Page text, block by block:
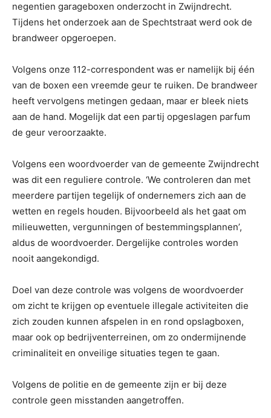
negentien garageboxen onderzocht in Zwijndrecht.
Tijdens het onderzoek aan de Spechtstraat werd ook de
brandweer opgeroepen.
Volgens onze 112-correspondent was er namelijk bij één
van de boxen een vreemde geur te ruiken. De brandweer
heeft vervolgens metingen gedaan, maar er bleek niets
aan de hand. Mogelijk dat een partij opgeslagen parfum
de geur veroorzaakte.
Volgens een woordvoerder van de gemeente Zwijndrecht
was dit een reguliere controle. ‘We controleren dan met
meerdere partijen tegelijk of ondernemers zich aan de
wetten en regels houden. Bijvoorbeeld als het gaat om
milieuwetten, vergunningen of bestemmingsplannen’,
aldus de woordvoerder. Dergelijke controles worden
nooit aangekondigd.
Doel van deze controle was volgens de woordvoerder
om zicht te krijgen op eventuele illegale activiteiten die
zich zouden kunnen afspelen in en rond opslagboxen,
maar ook op bedrijventerreinen, om zo ondermijnende
criminaliteit en onveilige situaties tegen te gaan.
Volgens de politie en de gemeente zijn er bij deze
controle geen misstanden aangetroffen.